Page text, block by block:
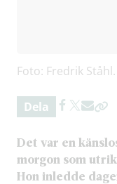
Foto: Fredrik Ståhl.
Dela
Det var en
morgon som
Hon inledde